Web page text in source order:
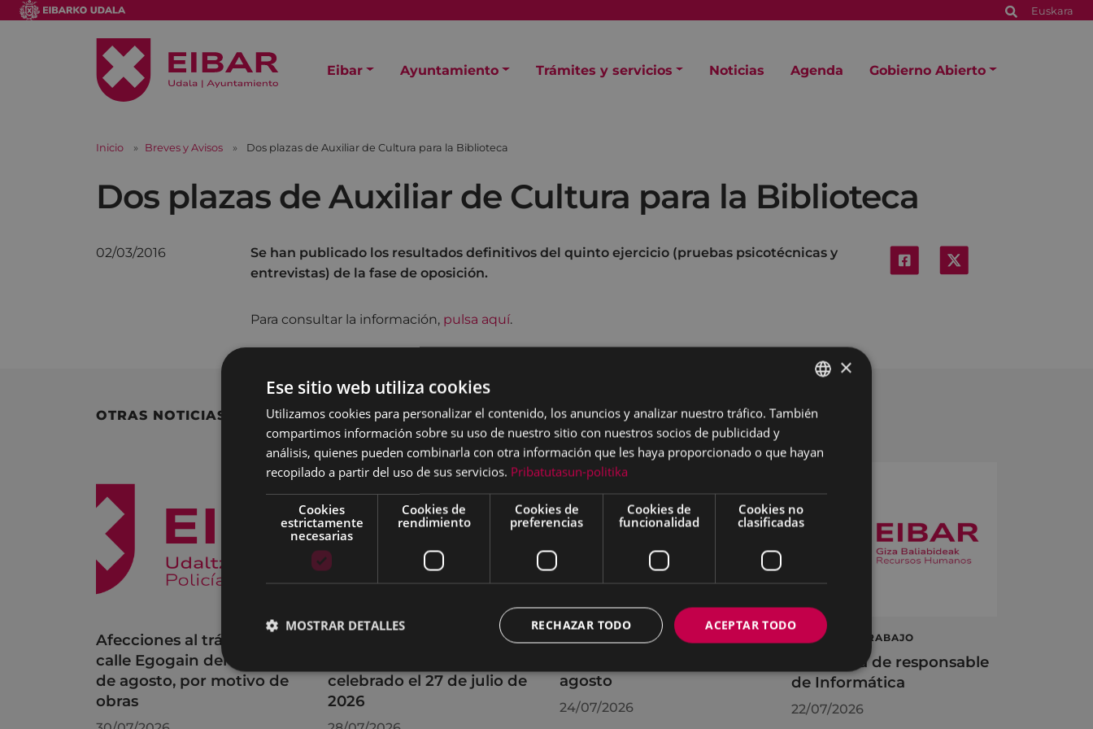
Euskara
Eibar Ayuntamiento Trámites y servicios Noticias Agenda Gobierno Abierto
Inicio Breves y Avisos Dos plazas de Auxiliar de Cultura para la Biblioteca
Dos plazas de Auxiliar de Cultura para la Biblioteca
02/03/2016
Se han publicado los resultados definitivos del quinto ejercicio (pruebas psicotécnicas y
entrevistas) de la fase de oposición.
Para consultar la información, pulsa aquí.
OTRAS NOTICIAS
Afecciones al tráfico en la
calle Egogain del 10 al 23
de agosto, por motivo de
obras
Acuerdos adoptados por
celebrado el 27 de julio de
2026
La OMIC permanecerá
agosto
24/07/2026
OFERTA DE TRABAJO
Una plaza de responsable
de Informática
22/07/2026
BASQUE
×
Ese sitio web utiliza cookies
Utilizamos cookies para personalizar el contenido, los anuncios y analizar nuestro tráfico. También
compartimos información sobre su uso de nuestro sitio con nuestros socios de publicidad y
análisis, quienes pueden combinarla con otra información que les haya proporcionado o que hayan
recopilado a partir del uso de sus servicios. Pribatutasun-politika
Cookies
estrictamente
necesarias
Cookies de
rendimiento
Cookies de
preferencias
Cookies de
funcionalidad
Cookies no
clasificadas
ACEPTAR TODO
RECHAZAR TODO
MOSTRAR DETALLES